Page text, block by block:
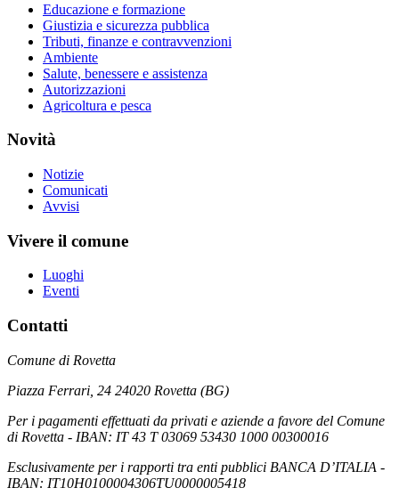
Educazione e formazione
Giustizia e sicurezza pubblica
Tributi, finanze e contravvenzioni
Ambiente
Salute, benessere e assistenza
Autorizzazioni
Agricoltura e pesca
Novità
Notizie
Comunicati
Avvisi
Vivere il comune
Luoghi
Eventi
Contatti
Comune di Rovetta
Piazza Ferrari, 24 24020 Rovetta (BG)
Per i pagamenti effettuati da privati e aziende a favore del Comune
di Rovetta - IBAN: IT 43 T 03069 53430 1000 00300016
Esclusivamente per i rapporti tra enti pubblici BANCA D’ITALIA -
IBAN: IT10H0100004306TU0000005418